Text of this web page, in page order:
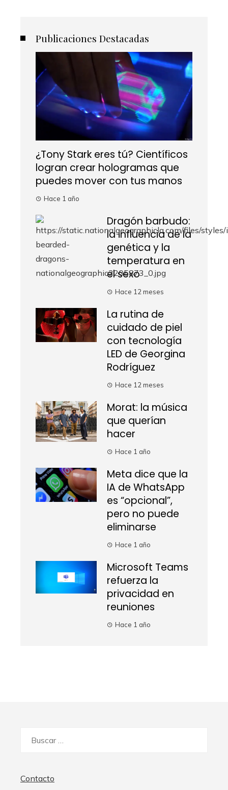
Publicaciones Destacadas
¿Tony Stark eres tú? Científicos
logran crear hologramas que
puedes mover con tus manos
Hace 1 año
Dragón barbudo:
la influencia de la
genética y la
temperatura en
el sexo
Hace 12 meses
La rutina de
cuidado de piel
con tecnología
LED de Georgina
Rodríguez
Hace 12 meses
Morat: la música
que querían
hacer
Hace 1 año
Meta dice que la
IA de WhatsApp
es “opcional”,
pero no puede
eliminarse
Hace 1 año
Microsoft Teams
refuerza la
privacidad en
reuniones
Hace 1 año
Contacto